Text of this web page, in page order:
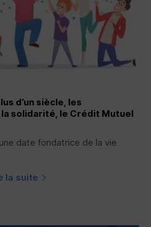
d’un siècle, les
solidarité, le Crédit Mutuel
date fondatrice de la vie
la suite